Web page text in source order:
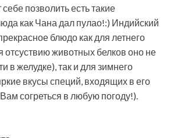
себе позволить есть такие
как Чана дал пулао!:) Индийский
блюдо как для летнего
отсуствию животных белков оно не
в желудке), так и для зимнего
вкусы специй, входящих в его
согреться в любую погоду!).